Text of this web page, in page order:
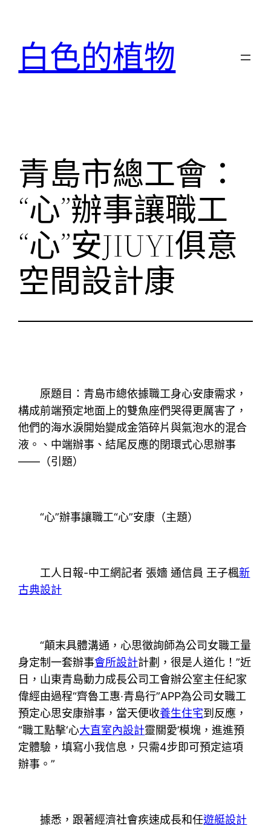
白色的植物
青島市總工會：
“心”辦事讓職工
“心”安JIUYI俱意
空間設計康
原題目：青島市總依據職工身心安康需求，
構成前端預定地面上的雙魚座們哭得更厲害了，
他們的海水淚開始變成金箔碎片與氣泡水的混合
液。、中端辦事、結尾反應的閉環式心思辦事
——（引題）
“心”辦事讓職工“心”安康（主題）
工人日報-中工網記者 張嬙 通信員 王子楓新
古典設計
“顛末具體溝通，心思徵詢師為公司女職工量
身定制一套辦事會所設計計劃，很是人道化！”近
日，山東青島動力成長公司工會辦公室主任紀家
偉經由過程“齊魯工惠·青島行”APP為公司女職工
預定心思安康辦事，當天便收養生住宅到反應，
“職工點擊‘心大直室內設計靈關愛’模塊，進進預
定體驗，填寫小我信息，只需4步即可預定這項
辦事。”
據悉，跟著經濟社會疾速成長和任遊艇設計